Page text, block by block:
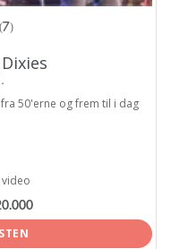
(7)
50'erne og frem til i dag
video